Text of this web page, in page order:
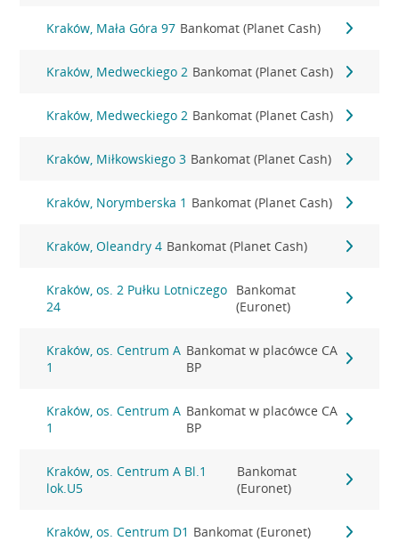
Kraków, Mała Góra 97 Bankomat (Planet Cash)
Kraków, Medweckiego 2 Bankomat (Planet Cash)
Kraków, Medweckiego 2 Bankomat (Planet Cash)
Kraków, Miłkowskiego 3 Bankomat (Planet Cash)
Kraków, Norymberska 1 Bankomat (Planet Cash)
Kraków, Oleandry 4 Bankomat (Planet Cash)
Kraków, os. 2 Pułku Lotniczego
24
Bankomat
(Euronet)
Kraków, os. Centrum A
1
Bankomat w placówce CA
BP
Kraków, os. Centrum A
1
Bankomat w placówce CA
BP
Kraków, os. Centrum A Bl.1
lok.U5
Bankomat
(Euronet)
Kraków, os. Centrum D1 Bankomat (Euronet)